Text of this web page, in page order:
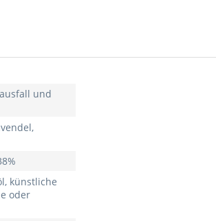
und
künstliche
oder